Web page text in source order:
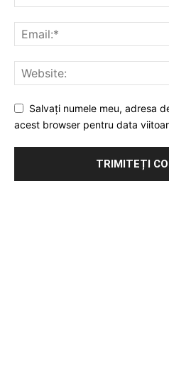
Salvați numele meu, adresa
acest browser pentru data